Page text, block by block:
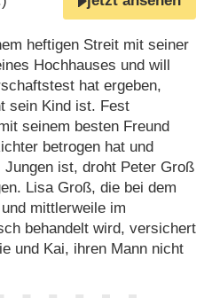
heftigen Streit mit seiner
Hochhauses und will
hat ergeben,
sein Kind ist. Fest
seinem besten Freund
betrogen hat und
ist, droht Peter Groß
Lisa Groß, die bei dem
mittlerweile im
behandelt wird, versichert
und Kai, ihren Mann nicht